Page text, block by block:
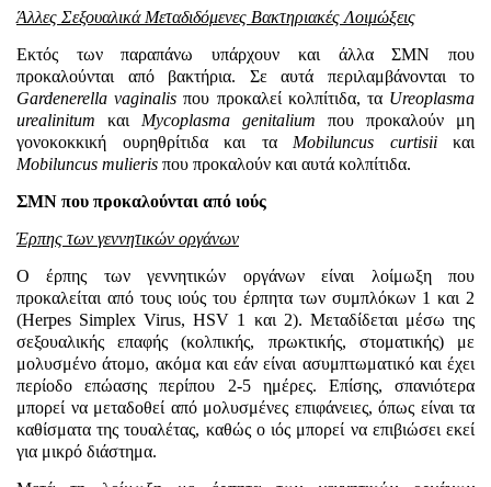
Άλλες Σεξουαλικά Μεταδιδόμενες Βακτηριακές Λοιμώξεις
Εκτός των παραπάνω υπάρχουν και άλλα ΣΜΝ που
προκαλούνται από βακτήρια. Σε αυτά περιλαμβάνονται το
Gardenerella vaginalis που προκαλεί κολπίτιδα, τα Ureoplasma
urealinitum και Mycoplasma genitalium που προκαλούν μη
γονοκοκκική ουρηθρίτιδα και τα Mobiluncus curtisiiκαι
Mobiluncus mulieris που προκαλούν και αυτά κολπίτιδα.
ΣΜΝ που προκαλούνται από ιούς
Έρπης των γεννητικών οργάνων
Ο έρπης των γεννητικών οργάνων είναι λοίμωξη που
προκαλείται από τους ιούς του έρπητα των συμπλόκων 1 και 2
(Herpes Simplex Virus,HSV 1 και 2). Μεταδίδεται μέσω της
σεξουαλικής επαφής (κολπικής, πρωκτικής, στοματικής) με
μολυσμένο άτομο, ακόμα και εάν είναι ασυμπτωματικό και έχει
περίοδο επώασης περίπου 2-5 ημέρες. Επίσης, σπανιότερα
μπορεί να μεταδοθεί από μολυσμένες επιφάνειες, όπως είναι τα
καθίσματα της τουαλέτας, καθώς ο ιός μπορεί να επιβιώσει εκεί
για μικρό διάστημα.